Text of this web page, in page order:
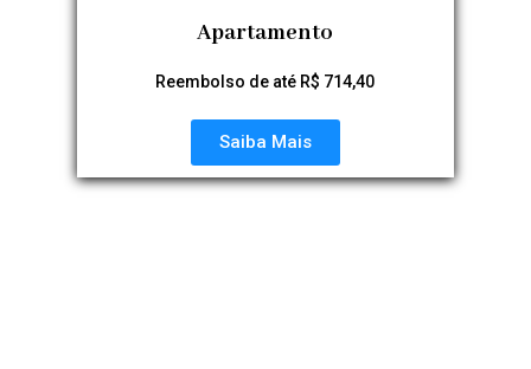
Apartamento
Reembolso de até R$ 714,40
Saiba Mais